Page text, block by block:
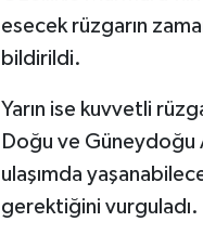
esecek rüzgarın
bildirildi.
Yarın ise kuvvetli
Doğu ve Güneydoğu
ulaşımda
gerektiğini vurguladı.